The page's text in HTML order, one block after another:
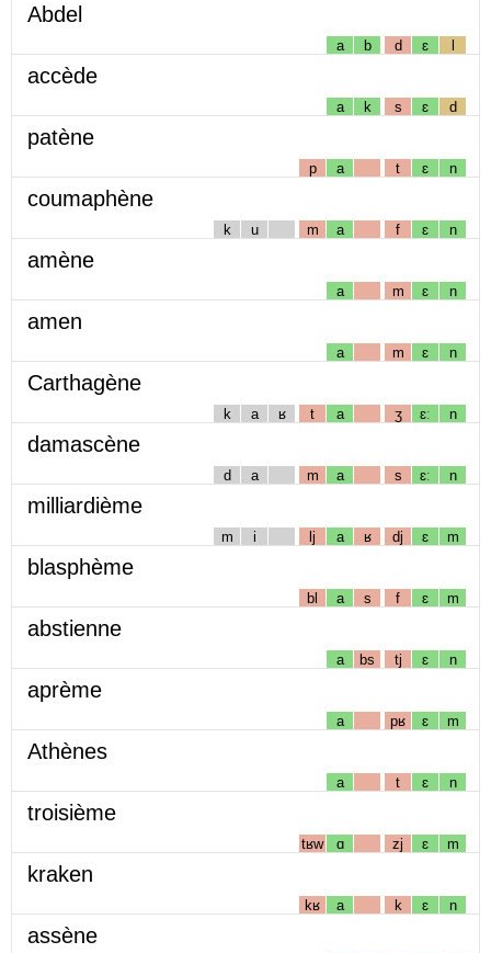
Abdel
a b d ɛ l
accède
a k s ɛ d
patène
p a t ɛ n
coumaphène
k u m a f ɛ n
amène
a m ɛ n
amen
a m ɛ n
Carthagène
k a ʁ t a ʒ ɛː n
damascène
d a m a s ɛː n
milliardième
m i lj a ʁ dj ɛ m
blasphème
bl a s f ɛ m
abstienne
a bs tj ɛ n
aprème
a pʁ ɛ m
Athènes
a t ɛ n
troisième
tʁw ɑ zj ɛ m
kraken
kʁ a k ɛ n
assène